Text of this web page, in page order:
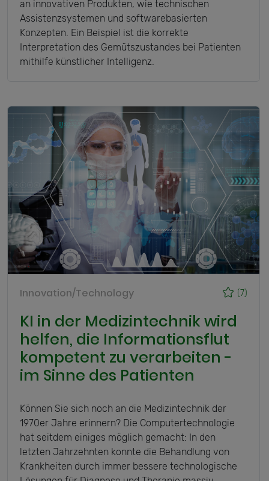
an innovativen Produkten, wie technischen
Assistenzsystemen und softwarebasierten
Konzepten. Ein Beispiel ist die korrekte
Interpretation des Gemütszustandes bei Patienten
mithilfe künstlicher Intelligenz.
(7)
Innovation/Technology
KI in der Medizintechnik wird
helfen, die Informationsflut
kompetent zu verarbeiten -
im Sinne des Patienten
Können Sie sich noch an die Medizintechnik der
1970er Jahre erinnern? Die Computertechnologie
hat seitdem einiges möglich gemacht: In den
letzten Jahrzehnten konnte die Behandlung von
Krankheiten durch immer bessere technologische